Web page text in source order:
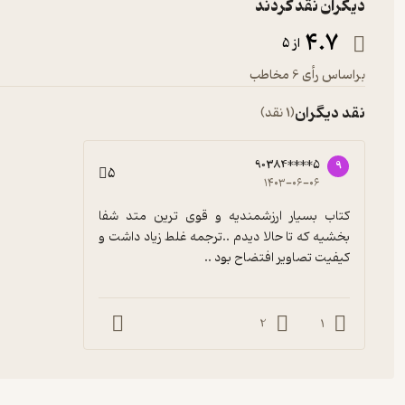
دیگران نقد کردند
4.7 از 5
براساس رأی 6 مخاطب
نقد دیگران(1 نقد)
9
90384****5
۱۴۰۳-۰۶-۰۶ 5
کیفیت تصاویر افتضاح بود ..
1
2